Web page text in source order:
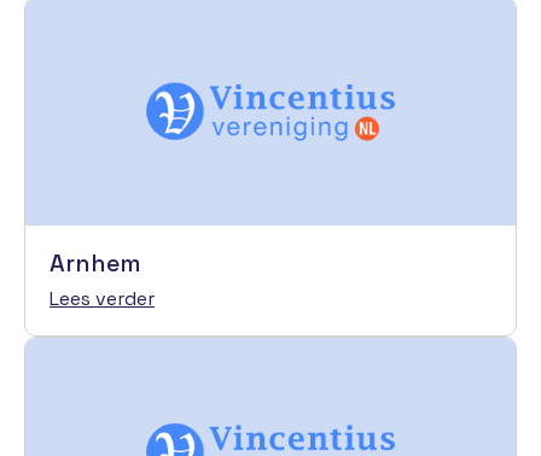
Arnhem
Lees verder